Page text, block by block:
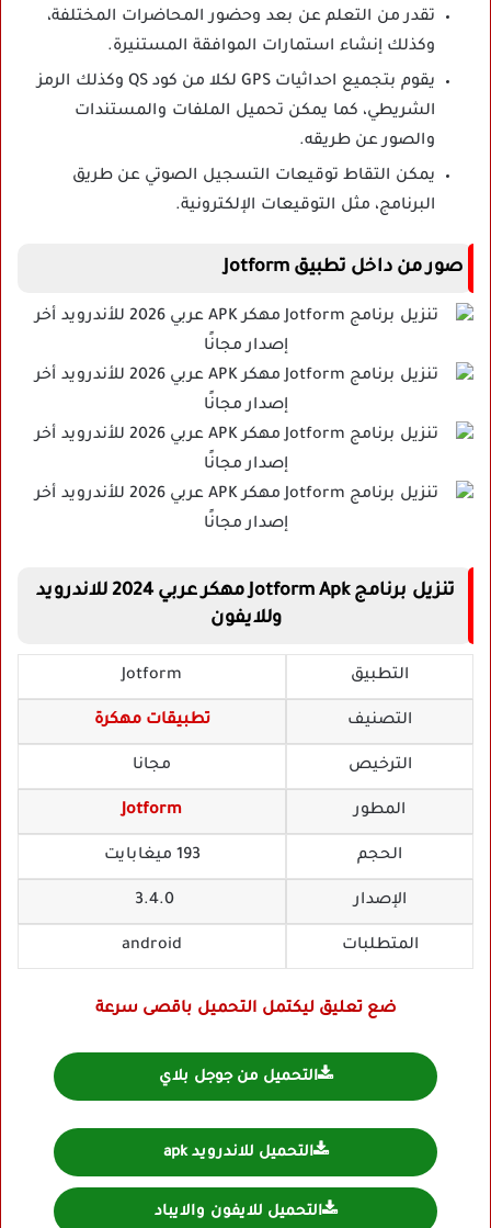
تقدر من التعلم عن بعد وحضور المحاضرات المختلفة،
وكذلك إنشاء استمارات الموافقة المستنيرة.
يقوم بتجميع احداثيات GPS لكلا من كود QS وكذلك الرمز
الشريطي، كما يمكن تحميل الملفات والمستندات
والصور عن طريقه.
يمكن التقاط توقيعات التسجيل الصوتي عن طريق
البرنامج، مثل التوقيعات الإلكترونية.
صور من داخل تطبيق Jotform
تنزيل برنامج Jotform Apk مهكر عربي 2024 للاندرويد
وللايفون
التطبيق Jotform
التصنيف تطبيقات مهكرة
الترخيص مجانا
المطور Jotform
الحجم 193 ميغابايت
الإصدار 3.4.0
المتطلبات android
ضع تعليق ليكتمل التحميل باقصى سرعة
التحميل من جوجل بلاي
التحميل للاندرويد apk
التحميل للايفون والايباد